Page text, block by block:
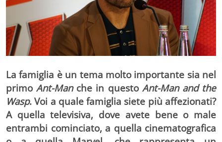
La famiglia è un tema molto importante sia nel
primoAnt-Manche in questo Ant-Man and the
Wasp. Voi a quale famiglia siete più affezionati?
A quella televisiva, dove avete bene o male
entrambi cominciato, a quella cinematografica